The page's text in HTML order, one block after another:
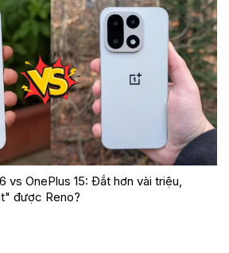
vs OnePlus 15: Đắt hơn vài triệu,
được Reno?